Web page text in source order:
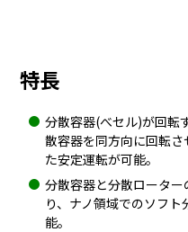
特長
分散容器(べセル)が回転
散容器を同方向に回転
た安定運転が可能。
分散容器と分散ロータ
り、ナノ領域でのソフ
能。